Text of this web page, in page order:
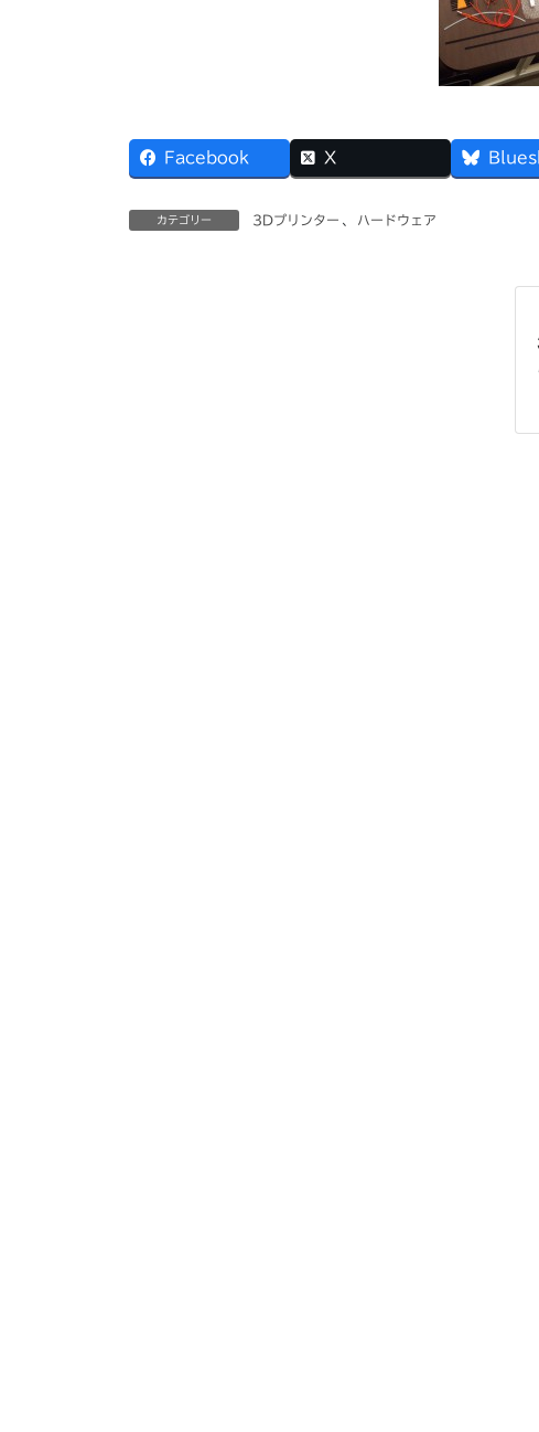
Facebook X
カテゴリー 3Dプリンター 、 ハードウェア